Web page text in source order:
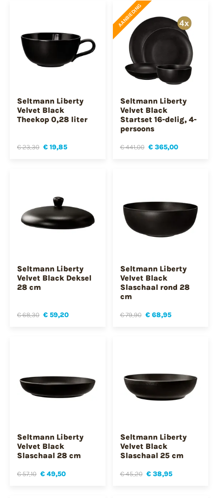
Seltmann Liberty
Velvet Black
Theekop 0,28 liter
€ 23,30 € 19,85
AANBIEDING
Seltmann Liberty
Velvet Black
Startset 16-delig, 4-
persoons
€ 441,00 € 365,00
Seltmann Liberty
Velvet Black Deksel
28 cm
€ 68,30 € 59,20
Seltmann Liberty
Velvet Black
Slaschaal rond 28
cm
€ 79,90 € 68,95
Seltmann Liberty
Velvet Black
Slaschaal 28 cm
€ 57,10 € 49,50
Seltmann Liberty
Velvet Black
Slaschaal 25 cm
€ 45,20 € 38,95